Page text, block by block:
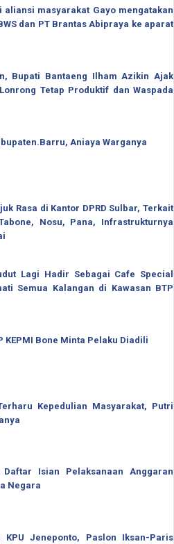
aliansi masyarakat Gayo mengatakan
dan PT Brantas Abipraya ke aparat
Bupati Bantaeng Ilham Azikin Ajak
Tetap Produktif dan Waspada
Aniaya Warganya
Rasa di Kantor DPRD Sulbar, Terkait
Nosu, Pana, Infrastrukturnya
Lagi Hadir Sebagai Cafe Special
Semua Kalangan di Kawasan BTP
KEPMI Bone Minta Pelaku Diadili
Kepedulian Masyarakat, Putri
Isian Pelaksanaan Anggaran
Negara
KPU Jeneponto, Paslon Iksan-Paris